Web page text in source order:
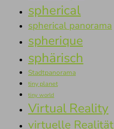
spherical
spherical panorama
spherique
sphärisch
Stadtpanorama
tiny planet
tiny world
Virtual Reality
virtuelle Realität